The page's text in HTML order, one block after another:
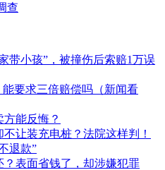
查
带小孩”，被撞伤后索赔1万误
要求三倍赔偿吗（新闻看
能反悔？
让装充电桩？法院这样判！
退款”
？表面省钱了，却涉嫌犯罪